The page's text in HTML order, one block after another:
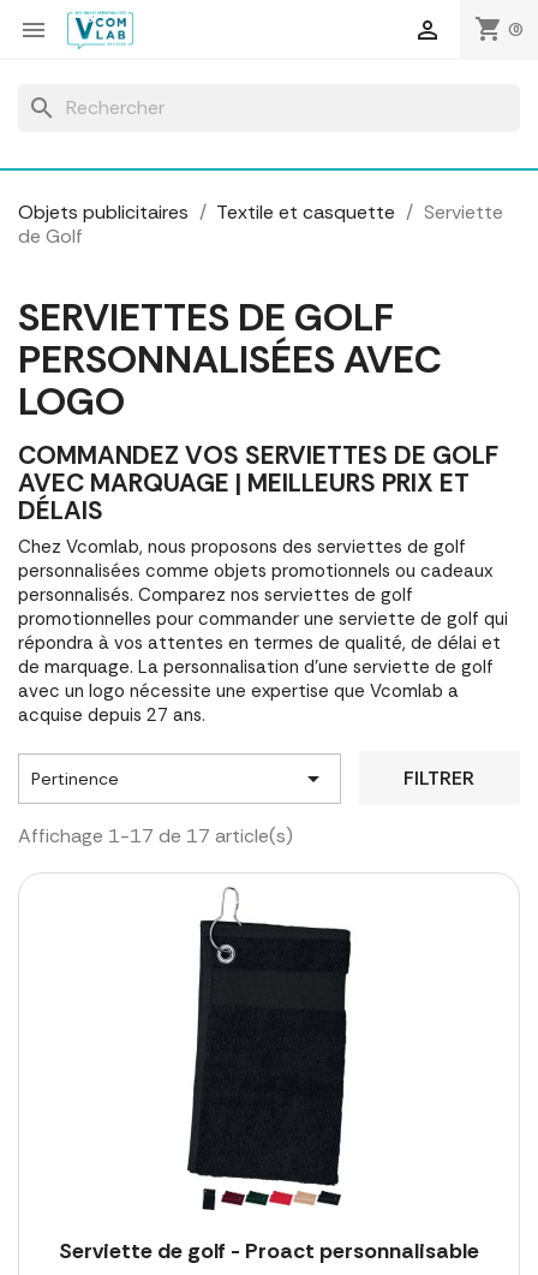
 shopping_cart (0)

search
Objets publicitaires Textile et casquette
Serviette
de Golf
SERVIETTES DE GOLF
PERSONNALISÉES AVEC
LOGO
COMMANDEZ VOS SERVIETTES DE GOLF
AVEC MARQUAGE | MEILLEURS PRIX ET
DÉLAIS
Chez Vcomlab, nous proposons des serviettes de golf
personnalisées comme objets promotionnels ou cadeaux
personnalisés. Comparez nos serviettes de golf
promotionnelles pour commander une serviette de golf qui
répondra à vos attentes en termes de qualité, de délai et
de marquage. La personnalisation d'une serviette de golf
avec un logo nécessite une expertise que Vcomlab a
acquise depuis 27 ans.
Pertinence  FILTRER
Affichage 1-17 de 17 article(s)
Serviette de golf - Proact personnalisable
Panneau de gestion des cookies